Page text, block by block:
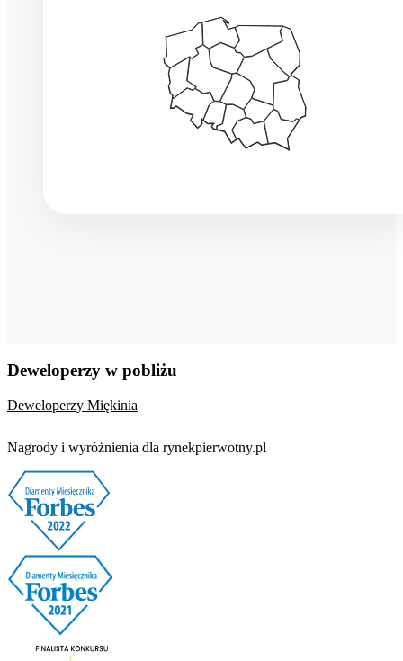
Deweloperzy w pobliżu
Deweloperzy Miękinia
Nagrody i wyróżnienia dla rynekpierwotny.pl